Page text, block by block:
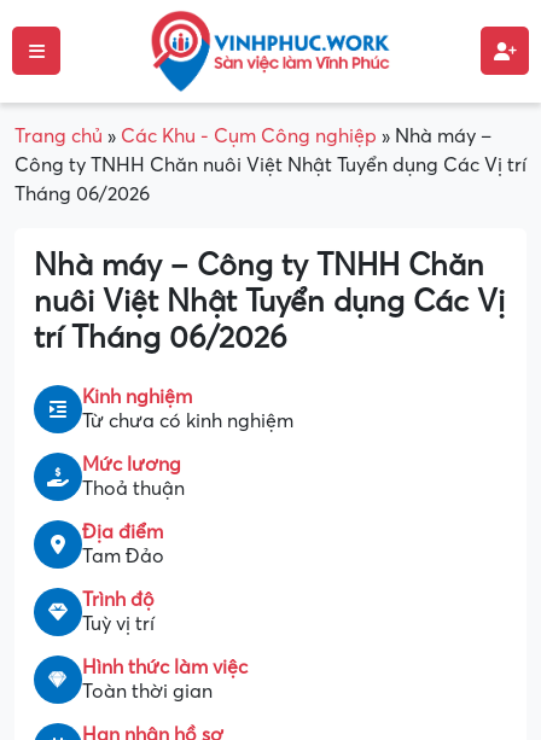
Trang chủ » Các Khu - Cụm Công nghiệp » Nhà máy –
Công ty TNHH Chăn nuôi Việt Nhật Tuyển dụng Các Vị trí
Tháng 06/2026
Nhà máy – Công ty TNHH Chăn
nuôi Việt Nhật Tuyển dụng Các Vị
trí Tháng 06/2026
Kinh nghiệm
Từ chưa có kinh nghiệm
Mức lương
Thoả thuận
Địa điểm
Tam Đảo
Trình độ
Tuỳ vị trí
Hình thức làm việc
Toàn thời gian
Hạn nhận hồ sơ